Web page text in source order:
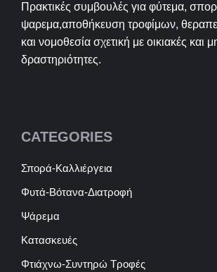
Πρακτικές συμβουλές για φύτεμα,
ψαρεμα,αποθήκευση τροφίμων,
και νομοθεσία σχετική με οικιακές και
δραστηριότητες.
CATEGORIES
Σπορά-Καλλιέργεια
Φυτά-Βότανα-Διατροφή
Ψάρεμα
Κατασκευές
Φτιάχνω-Συντηρώ Τροφές